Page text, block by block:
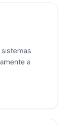
sistemas
a